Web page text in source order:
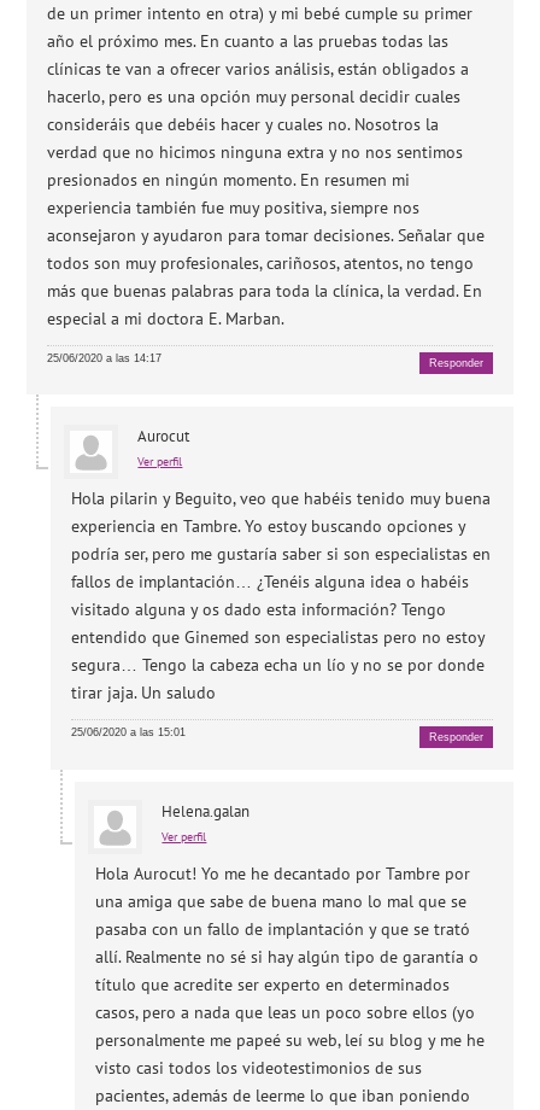
de un primer intento en otra) y mi bebé cumple su primer
año el próximo mes. En cuanto a las pruebas todas las
clínicas te van a ofrecer varios análisis, están obligados a
hacerlo, pero es una opción muy personal decidir cuales
consideráis que debéis hacer y cuales no. Nosotros la
verdad que no hicimos ninguna extra y no nos sentimos
presionados en ningún momento. En resumen mi
experiencia también fue muy positiva, siempre nos
aconsejaron y ayudaron para tomar decisiones. Señalar que
todos son muy profesionales, cariñosos, atentos, no tengo
más que buenas palabras para toda la clínica, la verdad. En
especial a mi doctora E. Marban.
25/06/2020 a las 14:17 Responder
Aurocut
Ver perfil
Hola pilarin y Beguito, veo que habéis tenido muy buena
experiencia en Tambre. Yo estoy buscando opciones y
podría ser, pero me gustaría saber si son especialistas en
fallos de implantación… ¿Tenéis alguna idea o habéis
visitado alguna y os dado esta información? Tengo
entendido que Ginemed son especialistas pero no estoy
segura… Tengo la cabeza echa un lío y no se por donde
tirar jaja. Un saludo
25/06/2020 a las 15:01 Responder
Helena.galan
Ver perfil
Hola Aurocut! Yo me he decantado por Tambre por
una amiga que sabe de buena mano lo mal que se
pasaba con un fallo de implantación y que se trató
allí. Realmente no sé si hay algún tipo de garantía o
título que acredite ser experto en determinados
casos, pero a nada que leas un poco sobre ellos (yo
personalmente me papeé su web, leí su blog y me he
visto casi todos los videotestimonios de sus
pacientes, además de leerme lo que iban poniendo